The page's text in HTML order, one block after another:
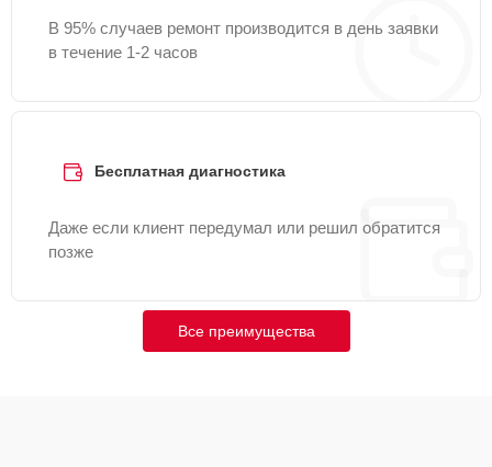
В 95% случаев ремонт производится в день заявки
в течение 1-2 часов
Бесплатная диагностика
Даже если клиент передумал или решил обратится
позже
Все преимущества